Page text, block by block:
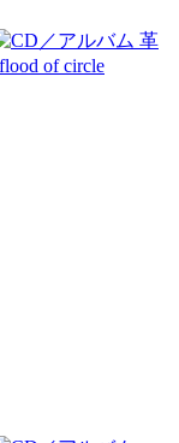
革
of circle